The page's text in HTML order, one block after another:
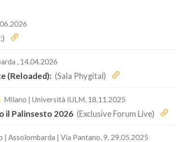
, 14.04.2026
(Reloaded): (Sala Phygital)
Milano | Università IULM, 18.11.2025
il Palinsesto 2026 (Exclusive Forum Live)
| Assolombarda | Via Pantano, 9, 29.05.2025